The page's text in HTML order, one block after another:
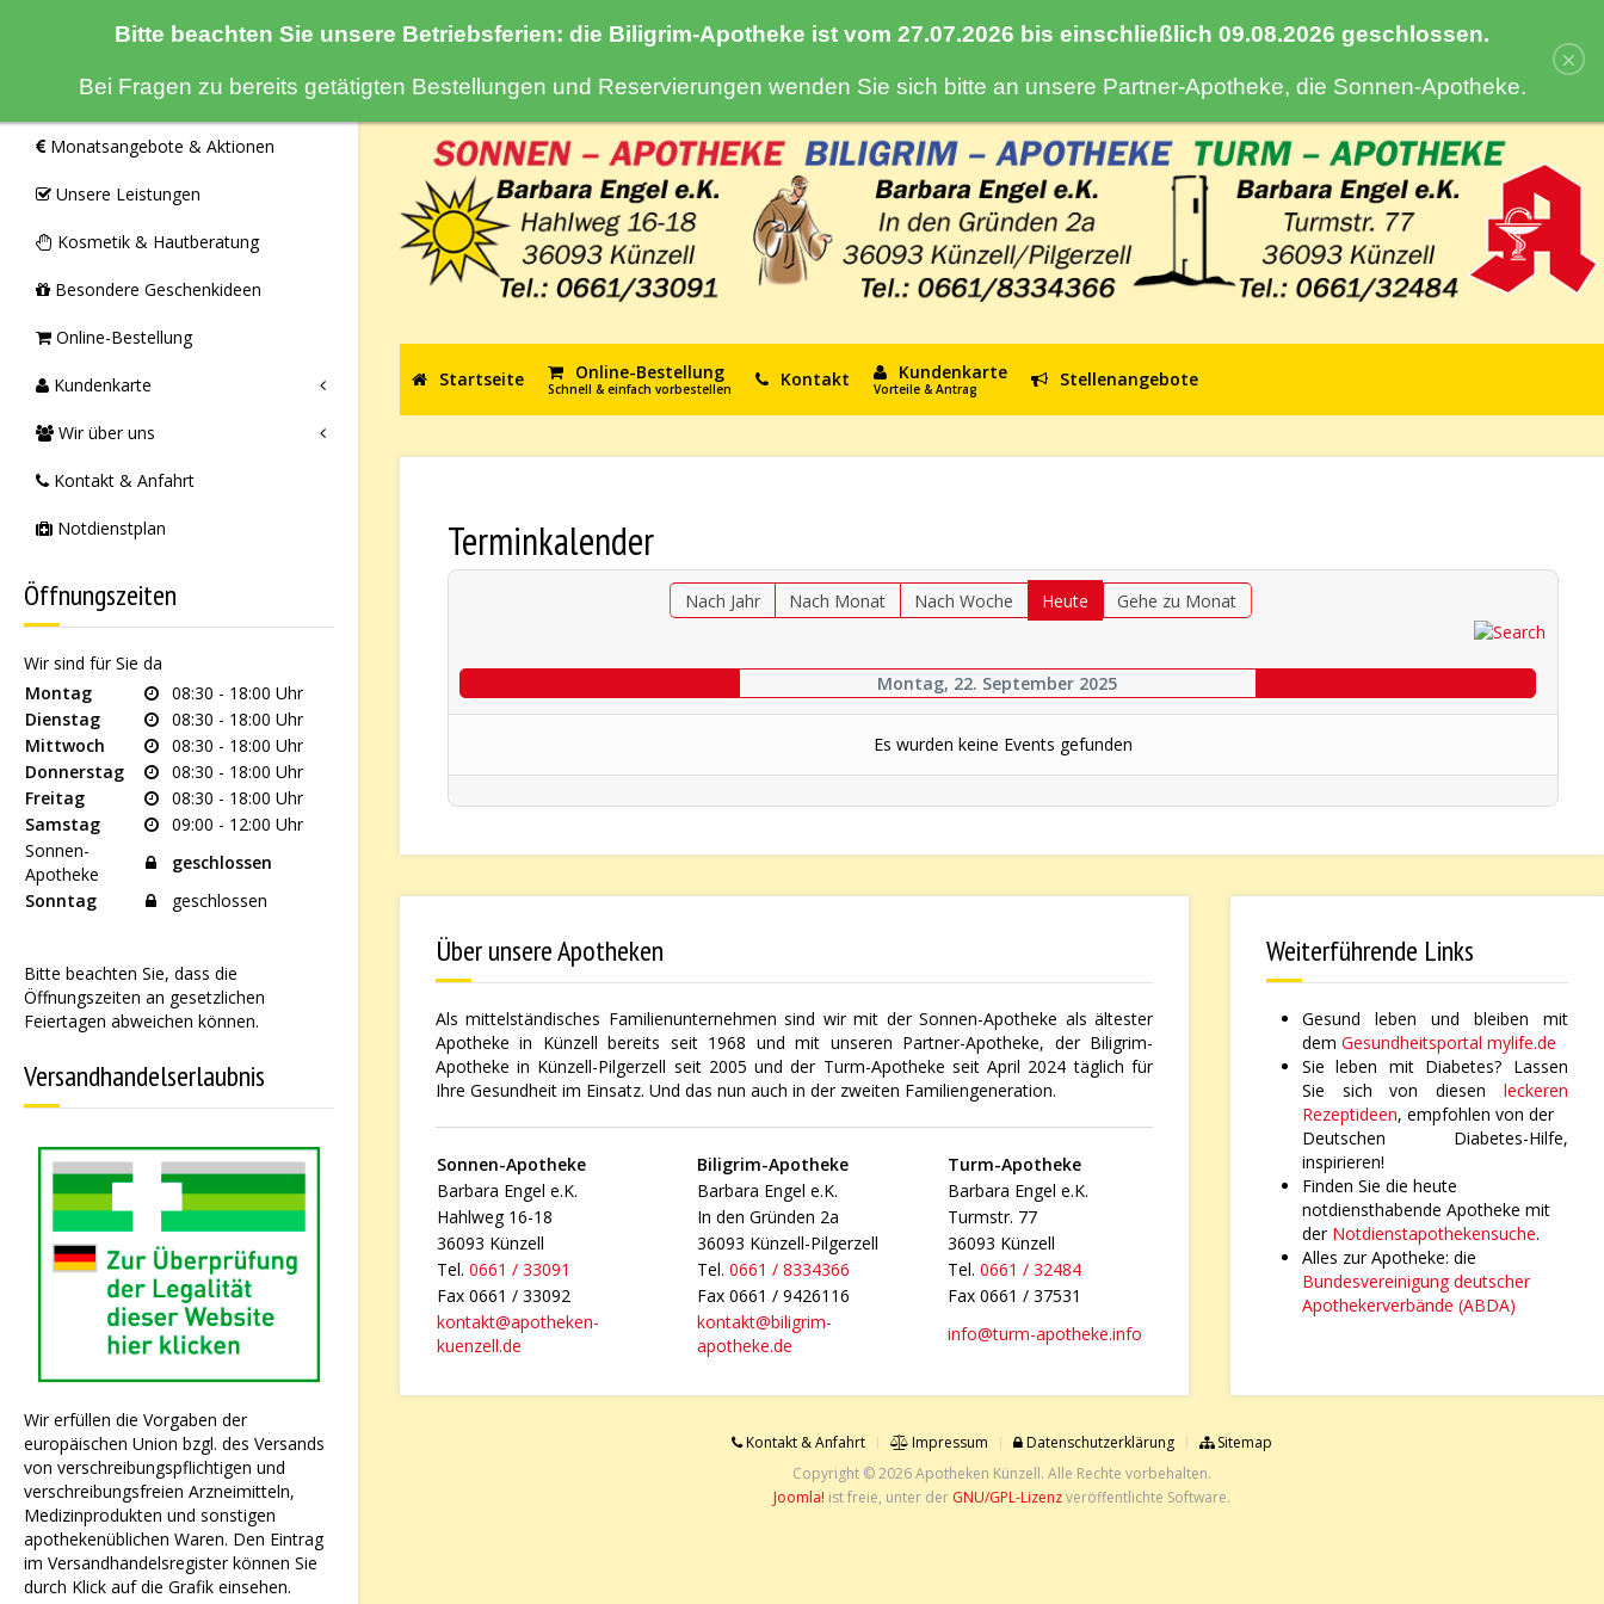
×
Bitte beachten Sie unsere Betriebsferien: die Biligrim-Apotheke ist vom 27.07.2026 bis einschließlich 09.08.2026 geschlossen.
Bei Fragen zu bereits getätigten Bestellungen und Reservierungen wenden Sie sich bitte an unsere Partner-Apotheke, die Sonnen-Apotheke.
Monatsangebote & Aktionen
Unsere Leistungen
Kosmetik & Hautberatung
Besondere Geschenkideen
Online-Bestellung
Kundenkarte
Wir über uns
Kontakt & Anfahrt
Notdienstplan
Öffnungszeiten
Wir sind für Sie da
Montag
08:30 - 18:00 Uhr
Dienstag
08:30 - 18:00 Uhr
Mittwoch
08:30 - 18:00 Uhr
Donnerstag
08:30 - 18:00 Uhr
Freitag
08:30 - 18:00 Uhr
Samstag
09:00 - 12:00 Uhr
Sonnen-
Apotheke
geschlossen
Sonntag
geschlossen
Bitte beachten Sie, dass die
Öffnungszeiten an gesetzlichen
Feiertagen abweichen können.
Versandhandelserlaubnis
Wir erfüllen die Vorgaben der
europäischen Union bzgl. des Versands
von verschreibungspflichtigen und
verschreibungsfreien Arzneimitteln,
Medizinprodukten und sonstigen
apothekenüblichen Waren. Den Eintrag
im Versandhandelsregister können Sie
durch Klick auf die Grafik einsehen.
Startseite Online-Bestellung
Schnell & einfach vorbestellen Kontakt Kundenkarte
Vorteile & Antrag Stellenangebote
Terminkalender
Nach Jahr Nach Monat Nach Woche Heute Gehe zu Monat
Montag, 22. September 2025
Es wurden keine Events gefunden
Über unsere Apotheken
Als mittelständisches Familienunternehmen sind wir mit der Sonnen-Apotheke als ältester
Apotheke in Künzell bereits seit 1968 und mit unseren Partner-Apotheke, der Biligrim-
Apotheke in Künzell-Pilgerzell seit 2005 und der Turm-Apotheke seit April 2024 täglich für
Ihre Gesundheit im Einsatz. Und das nun auch in der zweiten Familiengeneration.
Sonnen-Apotheke Biligrim-Apotheke
Turm-Apotheke
Barbara Engel e.K.
Barbara Engel e.K.
Barbara Engel e.K.
Hahlweg 16-18
In den Gründen 2a
Turmstr. 77
36093 Künzell
36093 Künzell-Pilgerzell
36093 Künzell
Tel. 0661 / 33091 Tel. 0661 / 8334366 Tel. 0661 / 32484
Fax 0661 / 33092
Fax 0661 / 9426116
Fax 0661 / 37531
kontakt@apotheken-
kuenzell.de
kontakt@biligrim-
apotheke.de
info@turm-apotheke.info
Weiterführende Links
Gesund leben und bleiben mit
dem Gesundheitsportal mylife.de
Sie leben mit Diabetes? Lassen
Sie sich von diesen leckeren
Rezeptideen, empfohlen von der
Deutschen Diabetes-Hilfe,
inspirieren!
Finden Sie die heute
notdiensthabende Apotheke mit
der Notdienstapothekensuche.
Alles zur Apotheke: die
Bundesvereinigung deutscher
Apothekerverbände (ABDA)
Kontakt & Anfahrt Impressum Datenschutzerklärung
Sitemap
Copyright © 2026 Apotheken Künzell. Alle Rechte vorbehalten.
Joomla! ist freie, unter der GNU/GPL-Lizenzveröffentlichte Software.